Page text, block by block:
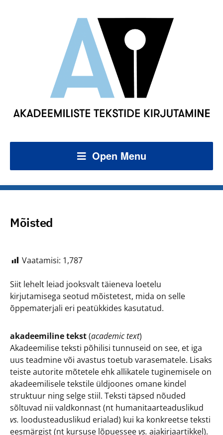
Open Menu
Mõisted
Vaatamisi: 1,787
Siit lehelt leiad jooksvalt täieneva loetelu
kirjutamisega seotud mõistetest, mida on selle
õppematerjali eri peatükkides kasutatud.
akadeemiline tekst(academic text)
Akadeemilise teksti põhilisi tunnuseid on see, et iga
uus teadmine või avastus toetub varasematele. Lisaks
teiste autorite mõtetele ehk allikatele tuginemisele on
akadeemilisele tekstile üldjoones omane kindel
struktuur ning selge stiil. Teksti täpsed nõuded
sõltuvad nii valdkonnast (nt humanitaarteaduslikud
vs. loodusteaduslikud erialad) kui ka konkreetse teksti
eesmärgist (nt kursuse lõpuesseevs. ajakirjaartikkel).